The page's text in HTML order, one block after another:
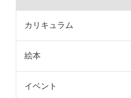
カリキュラム
絵本
イベント